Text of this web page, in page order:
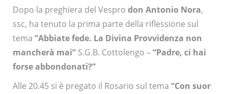
Dopo la preghiera del Vespro don Antonio Nora,
ssc, ha tenuto la prima parte della riflessione sul
tema “Abbiate fede. La Divina Provvidenza non
mancherà mai” S.G.B. Cottolengo –“Padre, ci hai
forse abbondonati?”
Alle 20.45 si è pregato il Rosario sul tema “Con suor